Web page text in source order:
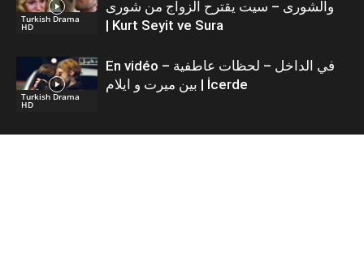
Turkish Drama
HD
والشورى – سيت يقترح الزواج من شورى
| Kurt Seyit ve Sura
Turkish Drama
HD
En vidéo – في الداخل – لحظات عاطفية
بين ميرت و ايلام | İcerde